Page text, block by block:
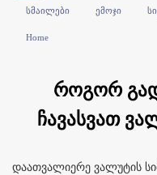
სმაილები ემოჯი
Home
როგორ
ჩავასვათ
დაათვალიერე ვალუტის